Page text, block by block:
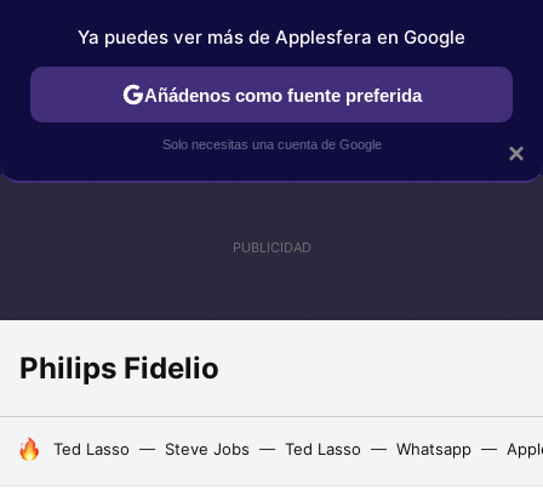
IPHONE TUTORIALES APPLESFERA SELECCIÓN
Philips Fidelio
HOY SE HABLA DE
Ted Lasso Steve Jobs Ted Lasso Whatsapp
×
Ya puedes ver más de Applesfera en Google
Añádenos como fuente preferida
Solo necesitas una cuenta de Google